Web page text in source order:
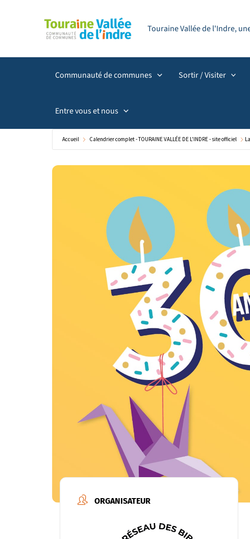
Touraine Vallée de l'Indre,
Communauté de communes Sortir / Visiter
Entre vous et nous
Accueil Calendrier complet - TOURAINE VALLÉE DE L'INDRE - site officiel
ORGANISATEUR